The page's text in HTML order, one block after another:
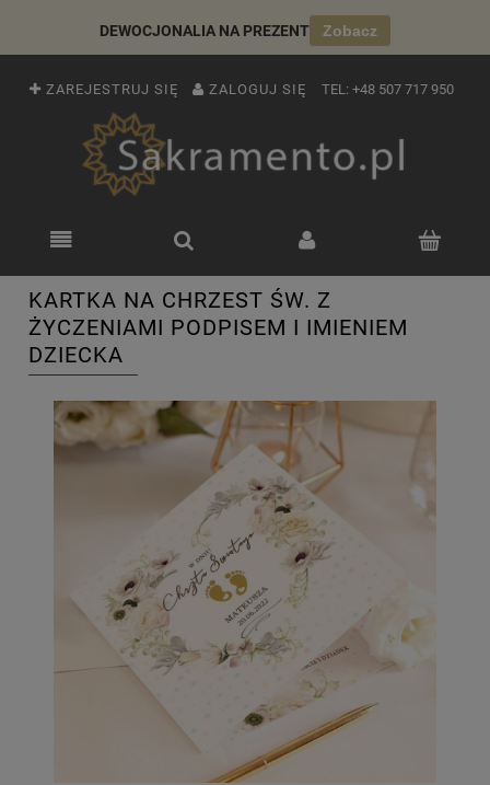
DEWOCJONALIA NA PREZENT Zobacz
ZAREJESTRUJ SIĘ ZALOGUJ SIĘ TEL: +48 507 717 950
KARTKA NA CHRZEST ŚW. Z
ŻYCZENIAMI PODPISEM I IMIENIEM
DZIECKA